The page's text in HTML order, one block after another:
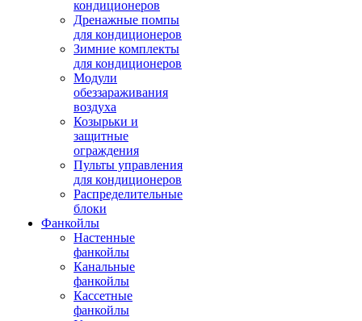
кондиционеров
Дренажные помпы
для кондиционеров
Зимние комплекты
для кондиционеров
Модули
обеззараживания
воздуха
Козырьки и
защитные
ограждения
Пульты управления
для кондиционеров
Распределительные
блоки
Фанкойлы
Настенные
фанкойлы
Канальные
фанкойлы
Кассетные
фанкойлы